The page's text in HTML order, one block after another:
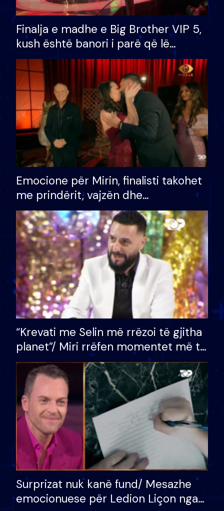
Finalja e madhe e Big Brother VIP 5,
kush është banori i parë që lë
shtëpinë dhe humb mundësinë për
të fituar çmimin e madh
Emocione për Mirin, finalisti takohet
me prindërit, vajzën dhe
bashkëshorten: S’kemi ndonjë letër
divorci apo jo?
“Krevati me Selin më rrëzoi të gjitha
planet”/ Miri rrëfen momentet më të
bukura në shtëpinë e BB VIP: Do më
mungojë zilja e mëngjesit kur…
Surprizat nuk kanë fund/ Mesazhe
emocionuese për Ledion Liçon nga